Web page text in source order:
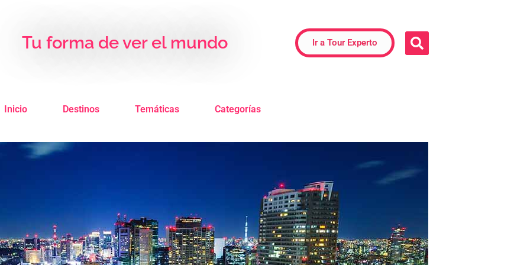
Tu forma de ver el mundo Ir a Tour Experto
Inicio Destinos Temáticas Categorías